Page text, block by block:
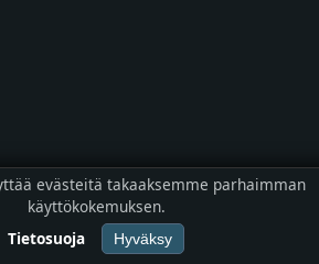
evästeitä takaaksemme parhaimman
käyttökokemuksen.
Tietosuoja
Hyväksy